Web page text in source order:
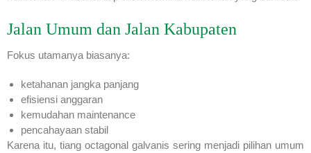
Jalan Umum dan Jalan Kabupaten
Fokus utamanya biasanya:
ketahanan jangka panjang
efisiensi anggaran
kemudahan maintenance
pencahayaan stabil
Karena itu, tiang octagonal galvanis sering menjadi pilihan umum